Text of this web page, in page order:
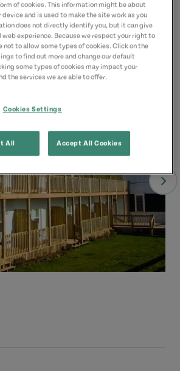
of cookies. This information might be about
device and is used to make the site work as you
does not directly identify you, but it can give
web experience. Because we respect your right to
not to allow some types of cookies. Click on the
to find out more and change our default
some types of cookies may impact your
the services we are able to offer.
Cookies Settings
All Accept All Cookies